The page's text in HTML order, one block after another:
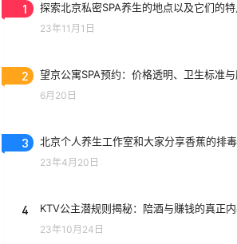
1 探索北京私密SPA养生的地点以及它们的特
23年11月1日
2 望京公寓SPA预约：价格透明、卫生标准
6月20日
3 北京个人养生工作室和大家分享香蕉的排
23年4月20日
4 KTV公主潜规则揭秘：陪酒与赚钱的真正
23年10月24日